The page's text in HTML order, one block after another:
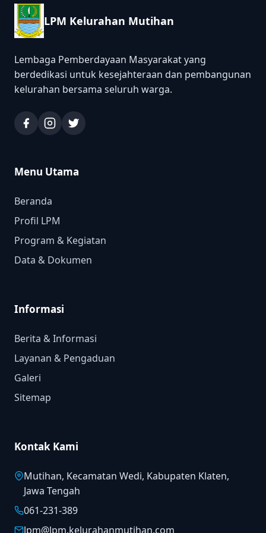
LPM Kelurahan Mutihan
Lembaga Pemberdayaan Masyarakat yang
berdedikasi untuk kesejahteraan dan pembangunan
kelurahan bersama seluruh warga.
Menu Utama
Beranda
Profil LPM
Program & Kegiatan
Data & Dokumen
Informasi
Berita & Informasi
Layanan & Pengaduan
Galeri
Sitemap
Kontak Kami
Mutihan, Kecamatan Wedi, Kabupaten Klaten,
Jawa Tengah
061-231-389
lpm@lpm.kelurahanmutihan.com